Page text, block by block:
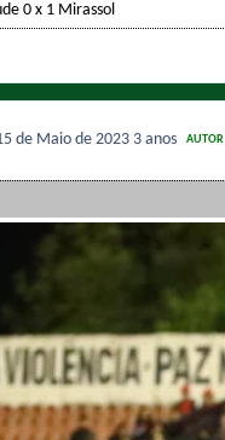
0 x 1 Mirassol
de Maio de 2023 3 anos AUTOR